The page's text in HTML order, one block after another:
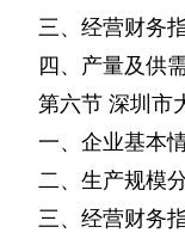
三、经营财务
四、产量及供
第六节 深圳市
一、企业基本
二、生产规模
三、经营财务